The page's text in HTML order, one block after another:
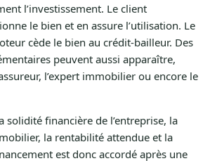
l’investissement. Le client
le bien et en assure l’utilisation. Le
cède le bien au crédit-bailleur. Des
peuvent aussi apparaître,
l’expert immobilier ou encore le
solidité financière de l’entreprise, la
la rentabilité attendue et la
est donc accordé après une